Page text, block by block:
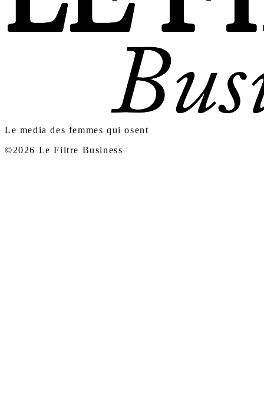
Le media des femmes qui osent
©2026 Le Filtre Business